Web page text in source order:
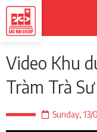
Video Khu
Tràm Trà Sư
Sunday,